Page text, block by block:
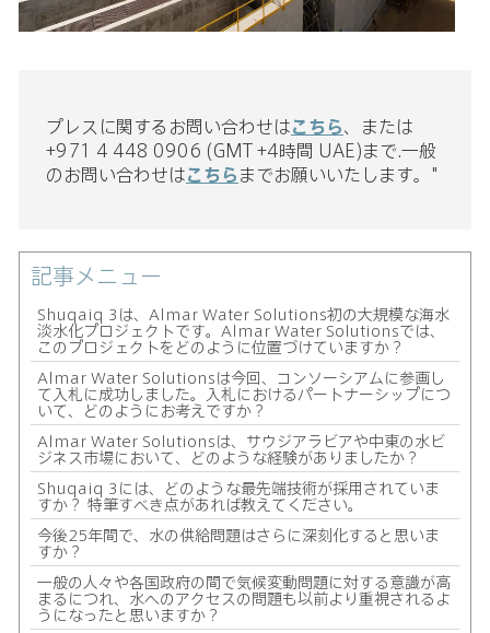
プレスに関するお問い合わせはこちら、または
+971 4 448 0906 (GMT +4時間 UAE)まで.一般
のお問い合わせはこちらまでお願いいたします。"
記事メニュー
Shuqaiq 3は、Almar Water Solutions初の大規模な海水
淡水化プロジェクトです。Almar Water Solutionsでは、
このプロジェクトをどのように位置づけていますか？
Almar Water Solutionsは今回、コンソーシアムに参画し
て入札に成功しました。入札におけるパートナーシップにつ
いて、どのようにお考えですか？
Almar Water Solutionsは、サウジアラビアや中東の水ビ
ジネス市場において、どのような経験がありましたか？
Shuqaiq 3には、どのような最先端技術が採用されていま
すか？ 特筆すべき点があれば教えてください。
今後25年間で、水の供給問題はさらに深刻化すると思いま
すか？
一般の人々や各国政府の間で気候変動問題に対する意識が高
まるにつれ、水へのアクセスの問題も以前より重視されるよ
うになったと思いますか？